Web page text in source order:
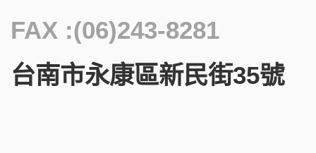
FAX :(06)243-8281
台南市永康區新民街35號